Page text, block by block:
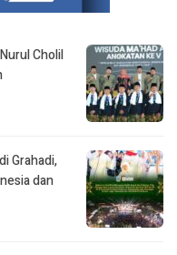
Cholil
Grahadi,
dan